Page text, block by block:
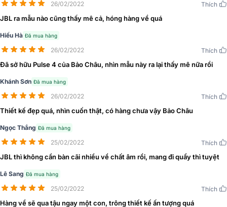
Vỏ ngoài bắt mắt
Loa có vỏ ngoài thiết kế bề mặt bóng vô cùng hiện đại, đẹp mắt,
bám vân tay, mất tính thẩm mỹ của loa.
26/02/2022 Thích
JBL ra mẫu nào cũng thấy mê cả, hóng hàng về quá
Hiếu Hà Đã mua hàng
26/02/2022 Thích
Đã sở hữu Pulse 4 của Bảo Châu, nhìn mẫu này ra lại thấy mê nữa rồi
Khánh Sơn Đã mua hàng
26/02/2022 Thích
Thiết kế đẹp quá, nhìn cuốn thật, có hàng chưa vậy Bảo Châu
Ngọc Thắng Đã mua hàng
25/02/2022 Thích
JBL thì không cần bàn cãi nhiều về chất âm rồi, mang đi quẩy thì tuyệt
Lê Sang Đã mua hàng
25/02/2022 Thích
Hàng về sẽ qua tậu ngay một con, trông thiết kế ấn tượng quá